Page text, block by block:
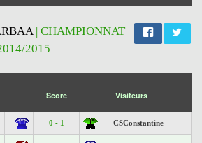
| CHAMPIONNAT
2015
Score Visiteurs
0 - 1 CSConstantine